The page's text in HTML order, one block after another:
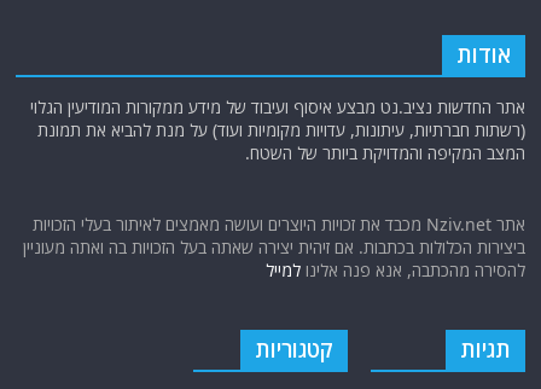
אודות
אתר החדשות נציב.נט מבצע איסוף ועיבוד של מידע ממקורות המודיעין הגלוי
(רשתות חברתיות, עיתונות, עדויות מקומיות ועוד) על מנת להביא את תמונת
המצב המקיפה והמדויקת ביותר של השטח.
אתר Nziv.net מכבד את זכויות היוצרים ועושה מאמצים לאיתור בעלי הזכויות
ביצירות הכלולות בכתבות. אם זיהית יצירה שאתה בעל הזכויות בה ואתה מעוניין
להסירה מהכתבה, אנא פנה אלינולמייל
תגיות קטגוריות